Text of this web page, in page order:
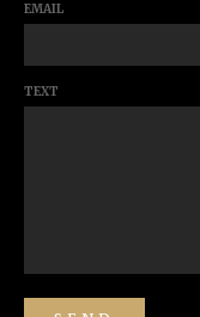
EMAIL
TEXT